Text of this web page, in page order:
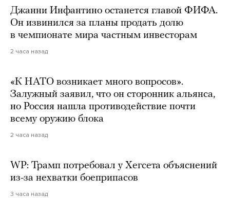
Джанни Инфантино останется главой ФИФА.
Он извинился за планы продать долю
в чемпионате мира частным инвесторам
2 часа назад
«К НАТО возникает много вопросов».
Залужный заявил, что он сторонник альянса,
но Россия нашла противодействие почти
всему оружию блока
2 часа назад
WP: Трамп потребовал у Хегсета объяснений
из-за нехватки боеприпасов
3 часа назад